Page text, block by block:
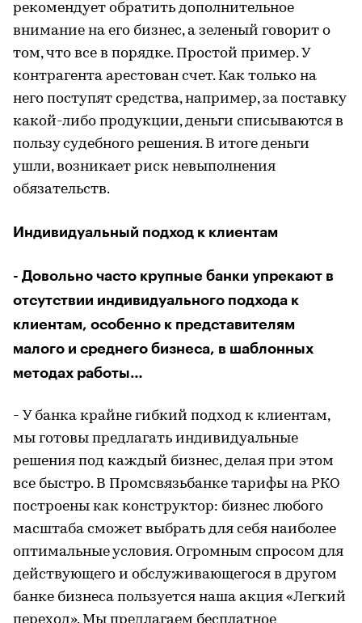
рекомендует обратить дополнительное
внимание на его бизнес, а зеленый говорит о
том, что все в порядке. Простой пример. У
контрагента арестован счет. Как только на
него поступят средства, например, за поставку
какой-либо продукции, деньги списываются в
пользу судебного решения. В итоге деньги
ушли, возникает риск невыполнения
обязательств.
Индивидуальный подход к клиентам
- Довольно часто крупные банки упрекают в
отсутствии индивидуального подхода к
клиентам, особенно к представителям
малого и среднего бизнеса, в шаблонных
методах работы…
- У банка крайне гибкий подход к клиентам,
мы готовы предлагать индивидуальные
решения под каждый бизнес, делая при этом
все быстро. В Промсвязьбанке тарифы на РКО
построены как конструктор: бизнес любого
масштаба сможет выбрать для себя наиболее
оптимальные условия. Огромным спросом для
действующего и обслуживающегося в другом
банке бизнеса пользуется наша акция «Легкий